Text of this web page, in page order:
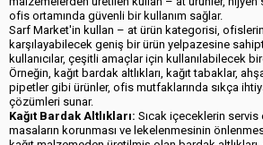
ofis ortamında güvenli bir kullanım sağlar.
Sarf Market'in kullan – at ürün kategorisi, ofislerin
karşılayabilecek geniş bir ürün yelpazesine
kullanıcılar, çeşitli amaçlar için kullanılabilecek
Örneğin, kağıt bardak altlıkları, kağıt tabaklar,
pipetler gibi ürünler, ofis mutfaklarında sıkça
çözümleri sunar.
Kağıt Bardak Altlıkları: Sıcak içeceklerin servis
masaların korunması ve lekelenmesinin